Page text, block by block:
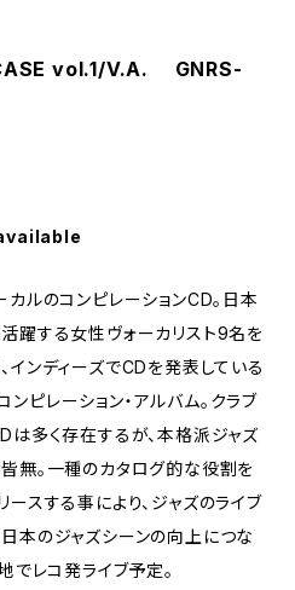
vol.1/V.A. GNRS-
ルのコンピレーションCD。日本
躍する女性ヴォーカリスト9名を
インディーズでCDを発表している
ピレーション・アルバム。クラブ
は多く存在するが、本格派ジャズ
無。一種のカタログ的な役割を
スする事により、ジャズのライブ
本のジャズシーンの向上につな
でレコ発ライブ予定。